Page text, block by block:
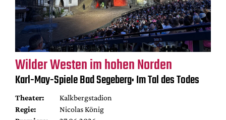
Wilder Westen im hohen Norden
Karl-May-Spiele Bad Segeberg: Im Tal des Todes
Theater:
Kalkbergstadion
Regie:
Nicolas König